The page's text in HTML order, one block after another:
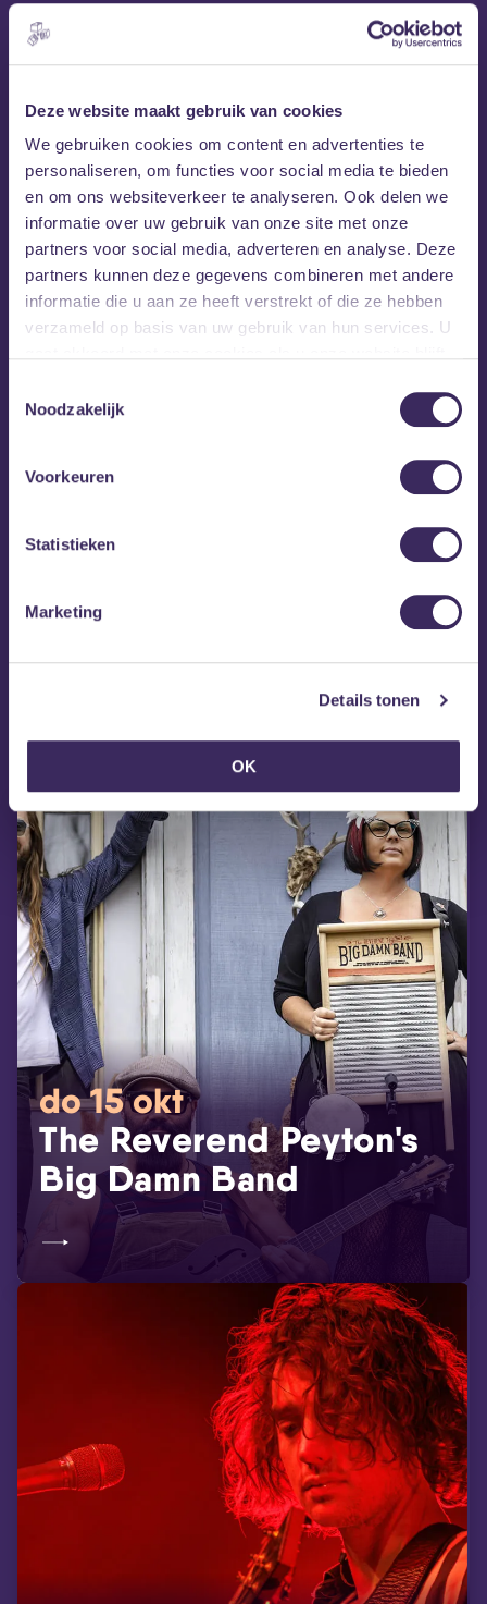
Deze website maakt gebruik van cookies
We gebruiken cookies om content en advertenties te
personaliseren, om functies voor social media te bieden
en om ons websiteverkeer te analyseren. Ook delen we
informatie over uw gebruik van onze site met onze
partners voor social media, adverteren en analyse. Deze
partners kunnen deze gegevens combineren met andere
informatie die u aan ze heeft verstrekt of die ze hebben
verzameld op basis van uw gebruik van hun services. U
Noodzakelijk
Voorkeuren
Statistieken
Marketing
Details tonen
OK
MEZZ tipt
do 15 okt
The Reverend Peyton's
Big Damn Band